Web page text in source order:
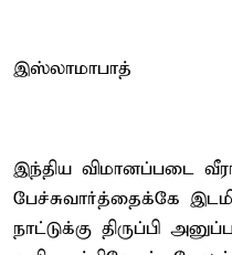
இஸ்லாமாபாத்
இந்திய விமானப்படை
பேச்சுவார்த்தைக்கே
நாட்டுக்கு திருப்பி